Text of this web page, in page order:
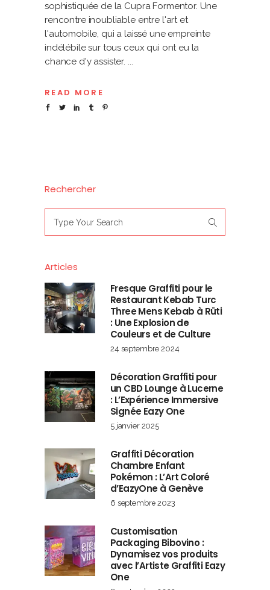
sophistiquée de la Cupra Formentor. Une
rencontre inoubliable entre l'art et
l'automobile, qui a laissé une empreinte
indélébile sur tous ceux qui ont eu la
chance d'y assister.
READ MORE
Rechercher
for:
Articles
Fresque Graffiti pour le
Restaurant Kebab Turc
Three Mens Kebab à Rüti
: Une Explosion de
Couleurs et de Culture
24 septembre 2024
Décoration Graffiti pour
un CBD Lounge à Lucerne
: L’Expérience Immersive
Signée Eazy One
5 janvier 2025
Graffiti Décoration
Chambre Enfant
Pokémon : L’Art Coloré
d’EazyOne à Genève
6 septembre 2023
Customisation
Packaging Bibovino :
Dynamisez vos produits
avec l’Artiste Graffiti Eazy
One